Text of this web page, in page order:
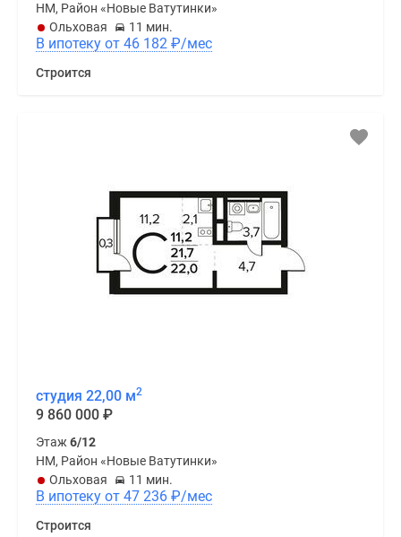
НМ, Район «Новые Ватутинки»
Ольховая
11 мин.
В ипотеку от 46 182 ₽/мес
Строится
студия 22,00 м2
9 860 000 ₽
Этаж 6/12
НМ, Район «Новые Ватутинки»
Ольховая
11 мин.
В ипотеку от 47 236 ₽/мес
Строится